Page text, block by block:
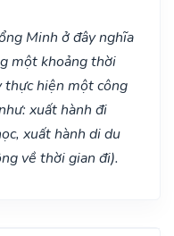
Minh ở đây nghĩa
một khoảng thời
thực hiện một công
xuất hành đi
xuất hành di du
về thời gian đi).